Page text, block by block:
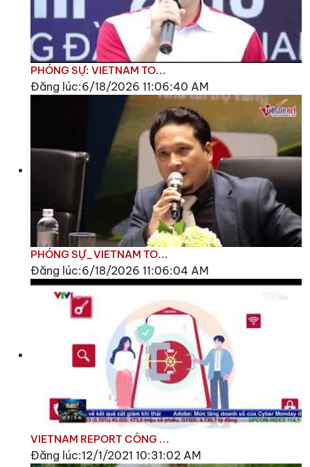
PHÓNG SỰ: VIETNAM TO...
Đăng lúc:6/18/2026 11:06:40 AM
PHÓNG SỰ_VIETNAM TO...
Đăng lúc:6/18/2026 11:06:04 AM
VIETNAM REPORT CÔNG ...
Đăng lúc:12/1/2021 10:31:02 AM